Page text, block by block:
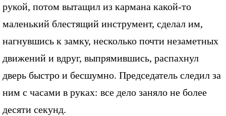
рукой, потом вытащил из кармана какой-то
маленький блестящий инструмент, сделал им,
нагнувшись к замку, несколько почти незаметных
движений и вдруг, выпрямившись, распахнул
дверь быстро и бесшумно. Председатель следил за
ним с часами в руках: все дело заняло не более
десяти секунд.